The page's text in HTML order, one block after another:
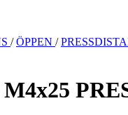
/ÖPPEN /